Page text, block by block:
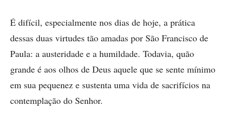
É difícil, especialmente nos dias de hoje, a prática
dessas duas virtudes tão amadas por São Francisco de
Paula: a austeridade e a humildade. Todavia, quão
grande é aos olhos de Deus aquele que se sen­te mínimo
em sua pequenez e sustenta uma vida de sacrifícios na
contemplação do Senhor.